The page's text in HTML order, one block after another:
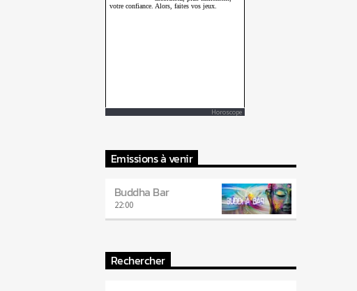
Horoscope
Emissions à venir
Buddha Bar
22:00
Rechercher